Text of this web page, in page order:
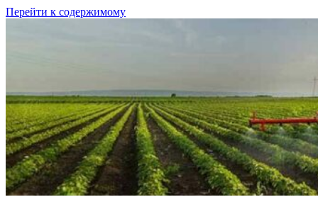
Перейти к содержимому